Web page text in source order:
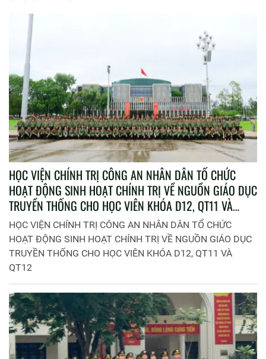
HỌC VIỆN CHÍNH TRỊ CÔNG AN NHÂN DÂN TỔ CHỨC
HOẠT ĐỘNG SINH HOẠT CHÍNH TRỊ VỀ NGUỒN GIÁO DỤC
TRUYỀN THỐNG CHO HỌC VIÊN KHÓA D12, QT11 VÀ
QT12
HỌC VIỆN CHÍNH TRỊ CÔNG AN NHÂN DÂN TỔ CHỨC
HOẠT ĐỘNG SINH HOẠT CHÍNH TRỊ VỀ NGUỒN GIÁO DỤC
TRUYỀN THỐNG CHO HỌC VIÊN KHÓA D12, QT11 VÀ
QT12